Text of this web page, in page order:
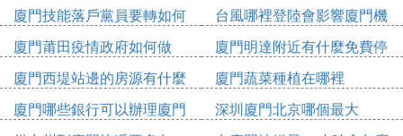
值得注意的是，為了保障個人健康和公共衛生安全，
請市民在預約檢測前做好個人防護措施，如佩戴口
罩、保持社交距離等。同時，預約成功後，請按照約
定的時間前往指定地點進行檢測，以免影響檢測工作
的正常進行。
廈門技能落戶黨員要轉如何
辦理
台風哪裡登陸會影響廈門機
場
廈門莆田疫情政府如何做
廈門明達附近有什麼免費停
車位
廈門西堤站邊的房源有什麼
廈門蔬菜種植在哪裡
廈門哪些銀行可以辦理廈門
市民卡
深圳廈門北京哪個最大